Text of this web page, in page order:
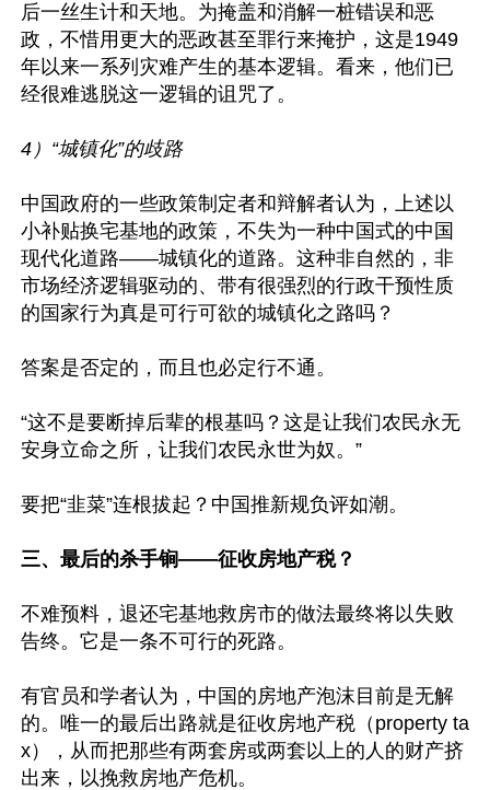
后一丝生计和天地。为掩盖和消解一桩错误和恶
政，不惜用更大的恶政甚至罪行来掩护，这是1949
年以来一系列灾难产生的基本逻辑。看来，他们已
经很难逃脱这一逻辑的诅咒了。
4）“城镇化”的歧路
中国政府的一些政策制定者和辩解者认为，上述以
小补贴换宅基地的政策，不失为一种中国式的中国
现代化道路——城镇化的道路。这种非自然的，非
市场经济逻辑驱动的、带有很强烈的行政干预性质
的国家行为真是可行可欲的城镇化之路吗？
答案是否定的，而且也必定行不通。
“这不是要断掉后辈的根基吗？这是让我们农民永无
安身立命之所，让我们农民永世为奴。”
要把“韭菜”连根拔起？中国推新规负评如潮。
三、最后的杀手锏——征收房地产税？
不难预料，退还宅基地救房市的做法最终将以失败
告终。它是一条不可行的死路。
有官员和学者认为，中国的房地产泡沫目前是无解
的。唯一的最后出路就是征收房地产税（property ta
x），从而把那些有两套房或两套以上的人的财产挤
出来，以挽救房地产危机。